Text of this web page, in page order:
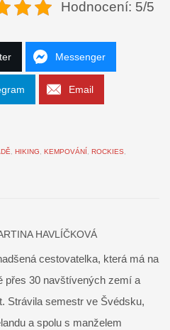
Hodnocení: 5/5
Messenger
Email
, HIKING, KEMPOVÁNÍ , ROCKIES,
HAVLÍČKOVÁ
cestovatelka, která má na
přes 30 navštívených zemí a
Strávila semestr ve Švédsku,
a spolu s manželem